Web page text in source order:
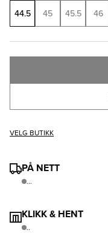
44.5 45 45.5 46
VELG BUTIKK
PÅ NETT
...
KLIKK & HENT
..